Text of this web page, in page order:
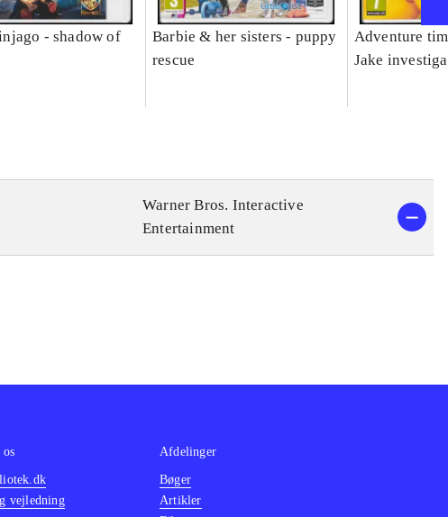
- shadow of
Barbie & her sisters - puppy
rescue
Adventure
Jake
Warner Bros. Interactive
Entertainment
vejledning
Afdelinger
Bøger
Artikler